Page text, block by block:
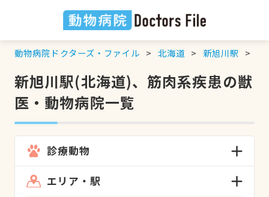
動物病院ドクターズ・ファイル 北海道 新旭川駅
新旭川駅(北海道)、筋肉系疾患の獣
医・動物病院一覧
診療動物
エリア・駅